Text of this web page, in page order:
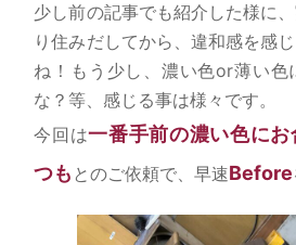
少し前の記事でも紹介した様に
り住みだしてから、違和感を感
ね！もう少し、濃い色or薄い色
な？等、感じる事は様々です。
今回は一番手前の濃い色に
つも とのご依頼で、早速Before